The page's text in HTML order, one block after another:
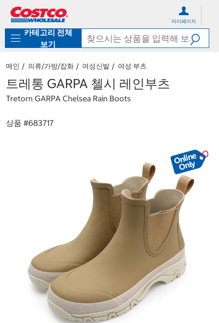
로
기
가
마이페이지
카테고리 전체
보기
메인 의류/가방/잡화 여성신발 여성 부츠
트레통 GARPA 첼시 레인부츠
Tretorn GARPA Chelsea Rain Boots
상품 #683717